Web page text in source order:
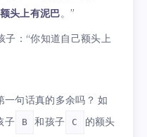
头上有泥巴。”
子：“你知道自己额头上
句话真的多余吗？ 如
子 B 和孩子 C
的额头